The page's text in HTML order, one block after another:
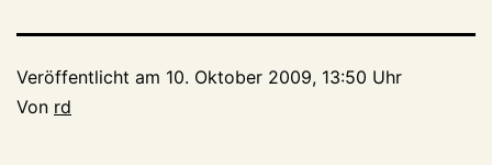
Veröffentlicht am 10. Oktober 2009, 13:50 Uhr
Von rd